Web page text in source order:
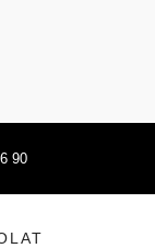
90